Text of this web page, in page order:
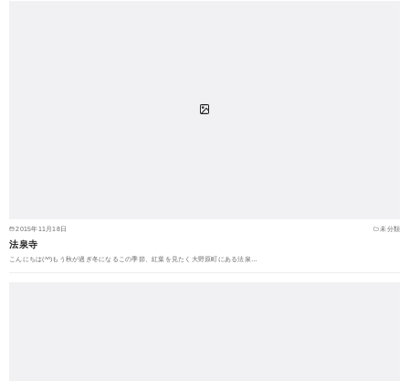
2015年11月18日 未分類
法泉寺
こんにちは(^^)もう秋が過ぎ冬になるこの季節、紅葉を見たく大野原町にある法泉…